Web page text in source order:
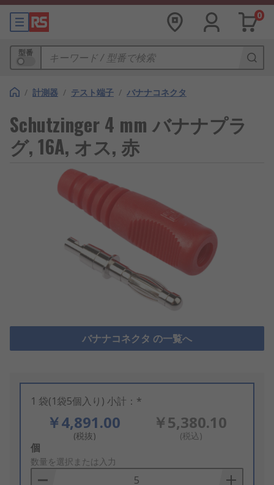
0
型番
/ 計測器 / テスト端子 / バナナコネクタ
Schutzinger 4 mm バナナプラ
グ, 16A, オス, 赤
バナナコネクタ の一覧へ
1 袋(1袋5個入り) 小計：*
￥4,891.00
(税抜)
￥5,380.10
(税込)
Add
to
Basket
個
数量を選択または入力